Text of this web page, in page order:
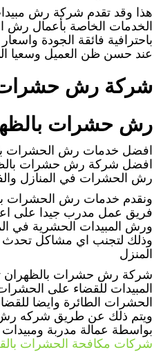
هذا وقد تقدم شركة رش
الخدمات الخاصة بأعمال رش
باحترافية فائقة الجودة
عند حسن ظن العميل وسعيا
شركة رش حشرات
رش حشرات
افضل خدمات رش الحشرات
افضل شركة رش حشرات
رش الحشرات في المنازل
ونقدم خدمات رش الحشرات
فريق عمل مدرب جيدا على
ورش المبيدات الحشرية في
وذلك لتجنب اي مشاكل تحدث
المنزل
شركة رش حشرات بالظهران
المبيدات للقضاء على
الحشرات الطائرة وايضا
ويتم ذلك عن طريق شركه
بواسطة عمالة مدربة
شركات مكافحة الحشرات